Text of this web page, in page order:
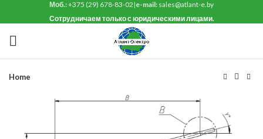
Моб.:+375 (29) 678-83-02 |e-mail: sales@atlant-e.by
Сотрудничаем только с юридическими лицами.
Home